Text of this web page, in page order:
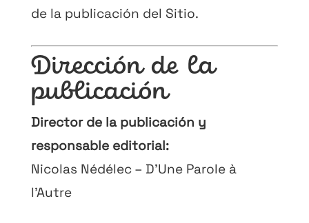
de la publicación del Sitio.
Dirección de la
publicación
Director de la publicación y
responsable editorial:
Nicolas Nédélec – D’Une Parole à
l’Autre